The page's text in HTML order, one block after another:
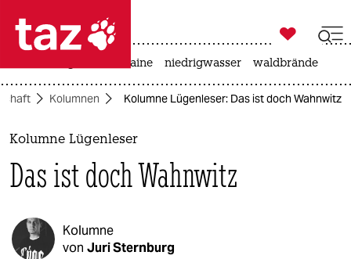
 taz zahl ich
taz zahl ich
themen
politik
öko
gesellschaft

taz zahl ich
krieg in der ukraine niedrigwasser waldbrände
Kolumnen Kolumne Lügenleser: Das ist doch Wahnwitz
Kolumne Lügenleser
Das ist doch Wahnwitz
Kolumne
von Juri Sternburg